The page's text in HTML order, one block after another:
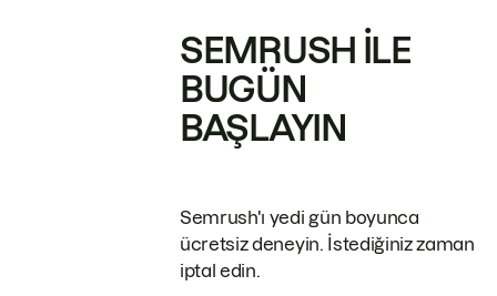
SEMRUSH ILE
BUGÜN
BAŞLAYIN
Semrush'ı yedi gün boyunca
ücretsiz deneyin. İstediğiniz zaman
iptal edin.